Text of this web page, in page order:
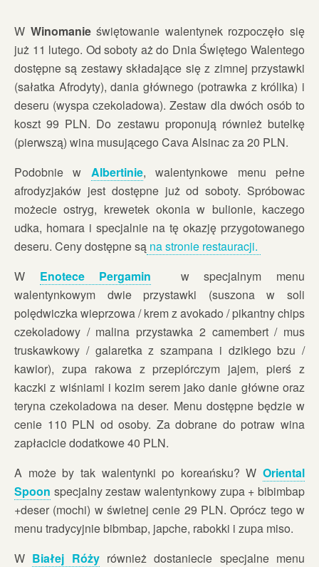
W Winomanieświętowanie walentynek rozpoczęło się
już 11 lutego. Od soboty aż do Dnia Świętego Walentego
dostępne są zestawy składające się z zimnej przystawki
(sałatka Afrodyty), dania głównego (potrawka z królika) i
deseru (wyspa czekoladowa). Zestaw dla dwóch osób to
koszt 99 PLN. Do zestawu proponują również butelkę
(pierwszą) wina musującego Cava Alsinac za 20 PLN.
Podobnie w Albertinie, walentynkowe menu pełne
afrodyzjaków jest dostępne już od soboty. Spróbowac
możecie ostryg, krewetek okonia w bulionie, kaczego
udka, homara i specjalnie na tę okazję przygotowanego
deseru. Ceny dostępne są na stronie restauracji.
W Enotece Pergamin
w specjalnym menu
walentynkowym dwie przystawki (suszona w soli
polędwiczka wieprzowa / krem z avokado / pikantny chips
czekoladowy / malina przystawka 2 camembert / mus
truskawkowy / galaretka z szampana i dzikiego bzu /
kawior), zupa rakowa z przepiórczym jajem, pierś z
kaczki z wiśniami i kozim serem jako danie główne oraz
teryna czekoladowa na deser. Menu dostępne będzie w
cenie 110 PLN od osoby. Za dobrane do potraw wina
zapłacicie dodatkowe 40 PLN.
A może by tak walentynki po koreańsku? W Oriental
Spoon specjalny zestaw walentynkowy zupa + bibimbap
+deser (mochi) w świetnej cenie 29 PLN. Oprócz tego w
menu tradycyjnie bibmbap, japche, rabokki i zupa miso.
W Białej Różyrównież dostaniecie specjalne menu